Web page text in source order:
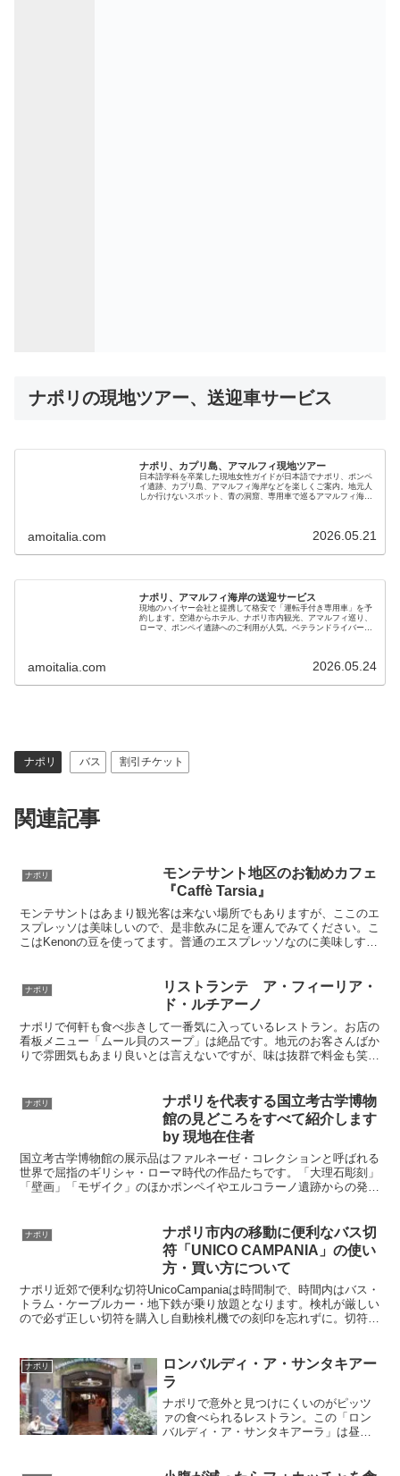
ナポリの現地ツアー、送迎車サービス
ナポリ、カプリ島、アマルフィ現地ツアー
日本語学科を卒業した現地女性ガイドが日本語でナポリ、ポンペ
イ遺跡、カプリ島、アマルフィ海岸などを楽しくご案内。地元人
しか行けないスポット、青の洞窟、専用車で巡るアマルフィ海岸
amoitalia.com 2026.05.21
ナポリ、アマルフィ海岸の送迎サービス
現地のハイヤー会社と提携して格安で「運転手付き専用車」を予
約します。空港からホテル、ナポリ市内観光、アマルフィ巡り、
ローマ、ポンペイ遺跡へのご利用が人気。ベテランドライバーで
amoitalia.com 2026.05.24
ナポリ バス 割引チケット
関連記事
ナポリ
モンテサント地区のお勧めカフェ
『Caffè Tarsia』
モンテサントはあまり観光客は来ない場所でもありますが、ここのエ
スプレッソは美味しいので、是非飲みに足を運んでみてください。こ
こはKenonの豆を使ってます。普通のエスプレッソなのに美味しすぎ
ナポリ
リストランテ ア・フィーリア・
ド・ルチアーノ
ナポリで何軒も食べ歩きして一番気に入っているレストラン。お店の
看板メニュー「ムール貝のスープ」は絶品です。地元のお客さんばか
りで雰囲気もあまり良いとは言えないですが、味は抜群で料金も笑っ
します。
ナポリ
ナポリを代表する国立考古学博物
館の見どころをすべて紹介します
by 現地在住者
国立考古学博物館の展示品はファルネーゼ・コレクションと呼ばれる
世界で屈指のギリシャ・ローマ時代の作品たちです。「大理石彫刻」
「壁画」「モザイク」のほかポンペイやエルコラーノ遺跡からの発掘
ナポリ
ナポリ市内の移動に便利なバス切
符「UNICO CAMPANIA」の使い
方・買い方について
ナポリ近郊で便利な切符UnicoCampaniaは時間制で、時間内はバス・
トラム・ケーブルカー・地下鉄が乗り放題となります。検札が厳しい
ので必ず正しい切符を購入し自動検札機での刻印を忘れずに。切符の
ナポリ
ロンバルディ・ア・サンタキアー
ラ
ナポリで意外と見つけにくいのがピッツ
ァの食べられるレストラン。この「ロン
バルディ・ア・サンタキアーラ」は昼も